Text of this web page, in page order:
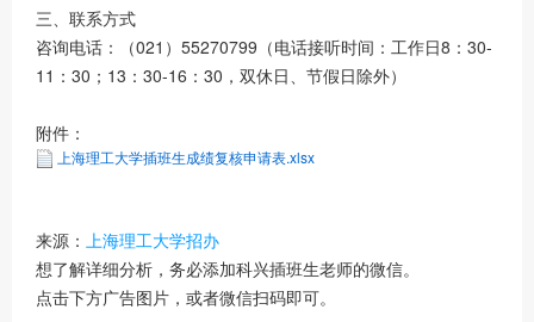
三、联系方式
咨询电话：（021）55270799（电话接听时间：工作日8：30-
11：30；13：30-16：30，双休日、节假日除外）
附件：
上海理工大学插班生成绩复核申请表.xlsx
来源： 上海理工大学招办
想了解详细分析，务必添加科兴插班生老师的微信。
点击下方广告图片，或者微信扫码即可。